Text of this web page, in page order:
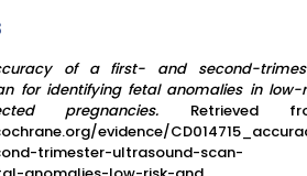
of a first- and second-
for identifying fetal anomalies in low-
pregnancies. Retrieved
evidence/
trimester-ultrasound-scan-